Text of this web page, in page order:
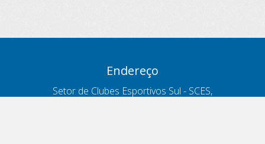
Endereço
Setor de Clubes Esportivos Sul - SCES,